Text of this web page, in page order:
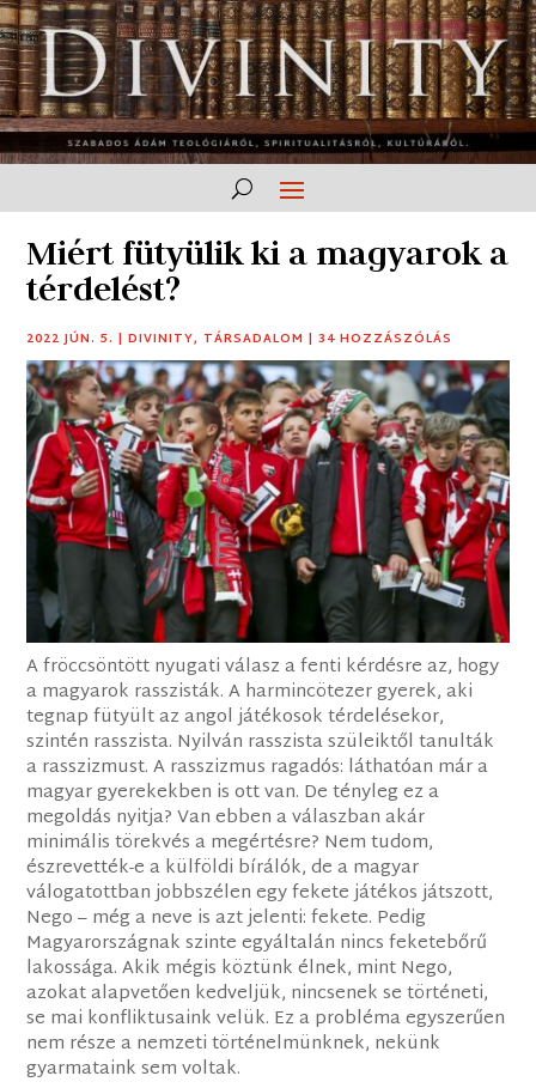
Miért fütyülik ki a magyarok a
térdelést?
2022 JÚN. 5. |DIVINITY, TÁRSADALOM |34 HOZZÁSZÓLÁS
A fröccsöntött nyugati válasz a fenti kérdésre az, hogy
a magyarok rasszisták. A harmincötezer gyerek, aki
tegnap fütyült az angol játékosok térdelésekor,
szintén rasszista. Nyilván rasszista szüleiktől tanulták
a rasszizmust. A rasszizmus ragadós: láthatóan már a
magyar gyerekekben is ott van. De tényleg ez a
megoldás nyitja? Van ebben a válaszban akár
minimális törekvés a megértésre? Nem tudom,
észrevették-e a külföldi bírálók, de a magyar
válogatottban jobbszélen egy fekete játékos játszott,
Nego – még a neve is azt jelenti: fekete. Pedig
Magyarországnak szinte egyáltalán nincs feketebőrű
lakossága. Akik mégis köztünk élnek, mint Nego,
azokat alapvetően kedveljük, nincsenek se történeti,
se mai konfliktusaink velük. Ez a probléma egyszerűen
nem része a nemzeti történelmünknek, nekünk
gyarmataink sem voltak.